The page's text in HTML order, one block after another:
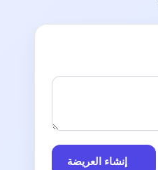
إنشاء العريضة